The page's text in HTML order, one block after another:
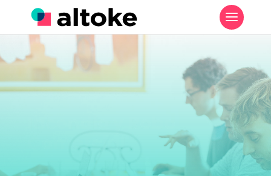
SEGURO COMERCIAL
Comercial